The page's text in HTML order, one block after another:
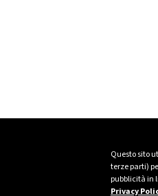
Questo sito
terze parti)
pubblicità in
Privacy